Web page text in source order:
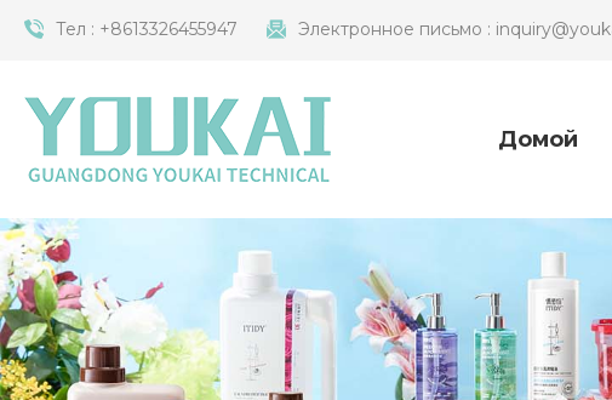
Тел : +8613326455947 Электронное письмо :
Домой